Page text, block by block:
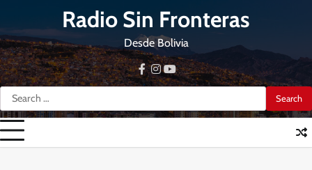
content
Radio Sin Fronteras
Desde Bolivia
Search
for:
facebook
instagram
youtube